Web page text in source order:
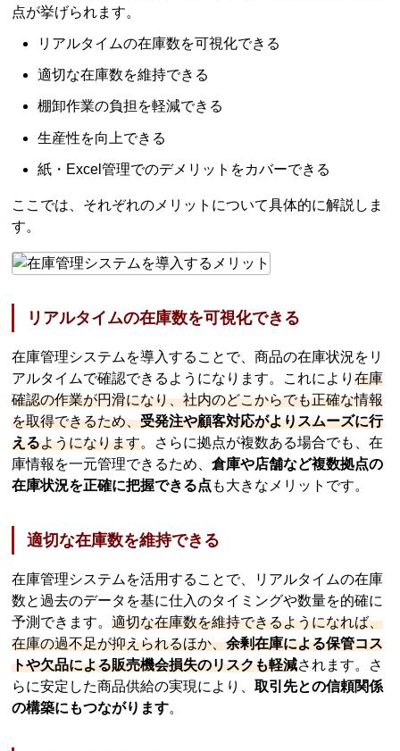
点が挙げられます。
リアルタイムの在庫数を可視化できる
適切な在庫数を維持できる
棚卸作業の負担を軽減できる
生産性を向上できる
紙・Excel管理でのデメリットをカバーできる
ここでは、それぞれのメリットについて具体的に解説しま
す。
リアルタイムの在庫数を可視化できる
在庫管理システムを導入することで、商品の在庫状況をリ
アルタイムで確認できるようになります。これにより在庫
確認の作業が円滑になり、社内のどこからでも正確な情報
を取得できるため、受発注や顧客対応がよりスムーズに行
えるようになります。さらに拠点が複数ある場合でも、在
庫情報を一元管理できるため、倉庫や店舗など複数拠点の
在庫状況を正確に把握できる点 も大きなメリットです。
適切な在庫数を維持できる
在庫管理システムを活用することで、リアルタイムの在庫
数と過去のデータを基に仕入のタイミングや数量を的確に
予測できます。適切な在庫数を維持できるようになれば、
在庫の過不足が抑えられるほか、余剰在庫による保管コス
トや欠品による販売機会損失のリスクも軽減されます。さ
らに安定した商品供給の実現により、取引先との信頼関係
の構築にもつながります。